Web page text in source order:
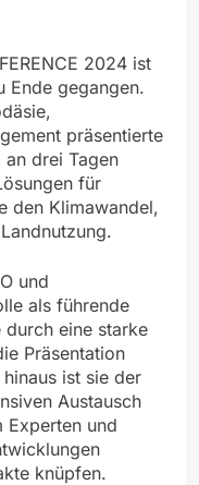
2024 ist
Ende gegangen.
präsentierte
drei Tagen
für
den Klimawandel,
und
als führende
durch eine starke
Präsentation
ist sie der
Austausch
Experten und
knüpfen.